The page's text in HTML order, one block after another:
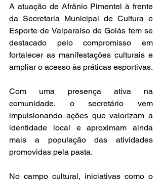
A atuação de Afrânio Pimentel à frente
da Secretaria Municipal de Cultura e
Esporte de Valparaíso de Goiás tem se
destacado pelo compromisso em
fortalecer as manifestações culturais e
Com uma presença ativa na
comunidade, o secretário vem
impulsionando ações que valorizam a
identidade local e aproximam ainda
mais a população das atividades
promovidas pela pasta.
No campo cultural, iniciativas como o